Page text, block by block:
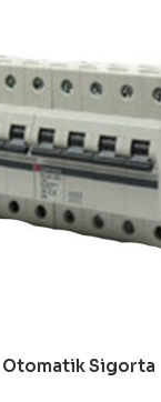
Otomatik Sigorta